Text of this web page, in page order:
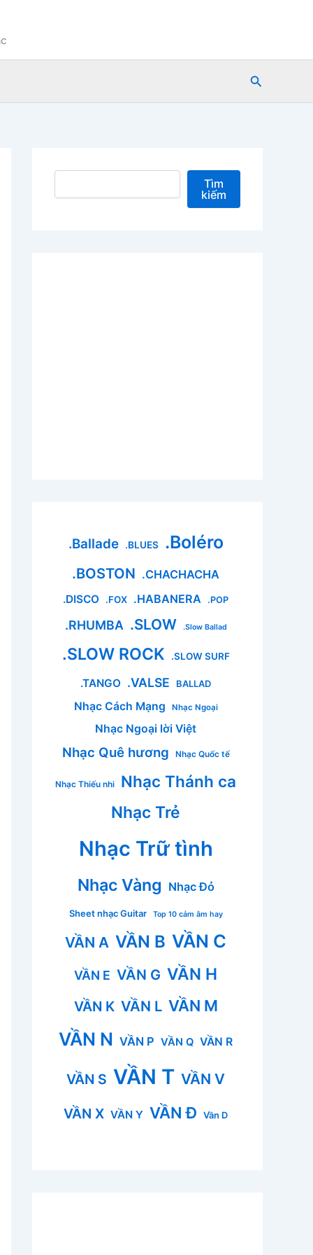
Tìm
Tìm kiếm
Tìm
kiếm
.Ballade .BLUES .Boléro
.BOSTON .CHACHACHA
.DISCO .FOX .HABANERA .POP
.RHUMBA .SLOW .Slow Ballad
.SLOW ROCK .SLOW SURF
.TANGO .VALSE BALLAD
Nhạc Cách Mạng Nhạc Ngoại
Nhạc Ngoại lời Việt
Nhạc Quê hương Nhạc Quốc tế
Nhạc Thiếu nhi Nhạc Thánh ca
Nhạc Trẻ
Nhạc Trữ tình
Nhạc Vàng Nhạc Đỏ
Sheet nhạc Guitar Top 10 cảm âm hay
VẦN A VẦN B VẦN C
VẦN E VẦN G VẦN H
VẦN K VẦN L VẦN M
VẦN N VẦN P VẦN Q VẦN R
VẦN S VẦN T VẦN V
VẦN X VẦN Y VẦN Đ Vần D